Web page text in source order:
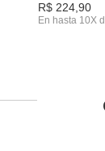
R$ 224,90
En hasta 10X